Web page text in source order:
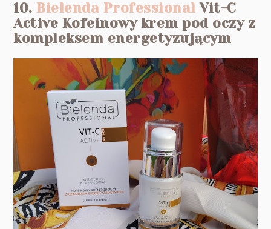
10.Bielenda ProfessionalVit-C
Active Kofeinowy krem pod oczy z
kompleksem energetyzującym